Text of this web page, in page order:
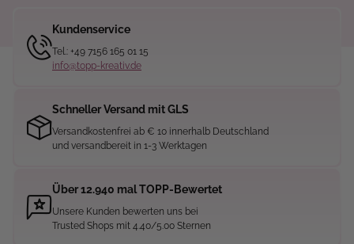
Kundenservice
Tel.: +49 7156 165 01 15
info@topp-kreativ.de
Schneller Versand mit GLS
Versandkostenfrei ab € 10 innerhalb Deutschland
und versandbereit in 1-3 Werktagen
Über 12.940 mal TOPP-Bewertet
Unsere Kunden bewerten uns bei
Trusted Shops mit 4.40/5.00 Sternen